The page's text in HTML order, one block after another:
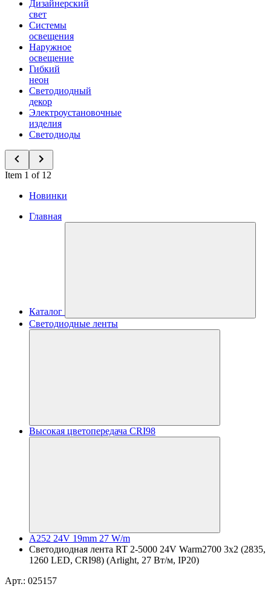
Дизайнерский
свет
Системы
освещения
Наружное
освещение
Гибкий
неон
Светодиодный
декор
Электроустановочные
изделия
Светодиоды
Item 1 of 12
Новинки
Главная
Каталог
Светодиодные ленты
Высокая цветопередача CRI98
A252 24V 19mm 27 W/m
Светодиодная лента RT 2-5000 24V Warm2700 3x2 (2835,
1260 LED, CRI98) (Arlight, 27 Вт/м, IP20)
Арт.: 025157